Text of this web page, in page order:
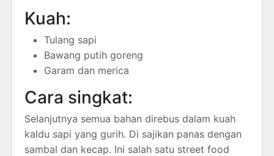
Kuah:
Tulang sapi
Bawang putih goreng
Garam dan merica
Cara singkat:
Selanjutnya semua bahan direbus dalam kuah
kaldu sapi yang gurih. Di sajikan panas dengan
sambal dan kecap. Ini salah satu street food